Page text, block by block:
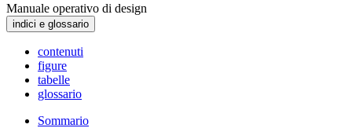
Manuale operativo di design
indici e glossario
contenuti
figure
tabelle
glossario
Sommario